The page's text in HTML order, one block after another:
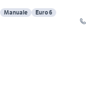
Manuale
Euro 6